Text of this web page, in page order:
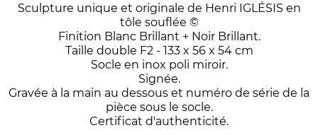
Sculpture unique et originale de Henri IGLÉSIS en
tôle souflée ©
Finition Blanc Brillant + Noir Brillant.
Taille double F2 - 133 x 56 x 54 cm
Socle en inox poli miroir.
Signée.
Gravée à la main au dessous et numéro de série de la
pièce sous le socle.
Certificat d'authenticité.